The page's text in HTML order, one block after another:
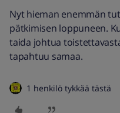
Nyt hieman enemmän
pätkimisen loppuneen.
taida johtua
tapahtuu samaa.
1 henkilö tykkää tästä